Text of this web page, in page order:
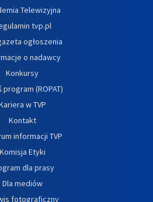
Telewizyjna
tvp.pl
ogłoszenia
o nadawcy
Konkursy
program (ROPAT)
w TVP
Kontakt
informacji TVP
Komisja Etyki
dla prasy
Dla mediów
fotograficzny